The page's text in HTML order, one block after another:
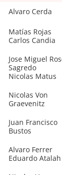
Alvaro Cerda
Matías Rojas
Carlos Candia
Jose Miguel
Sagredo
Nicolas Matus
Nicolas Von
Graevenitz
Juan Francisco
Bustos
Alvaro Ferrer
Eduardo Atalah